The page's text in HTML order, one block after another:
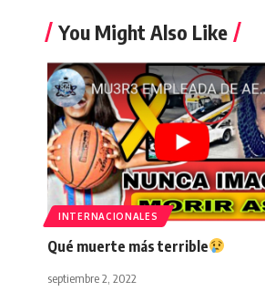
You Might Also Like
INTERNACIONALES
Qué muerte más terrible
septiembre 2, 2022